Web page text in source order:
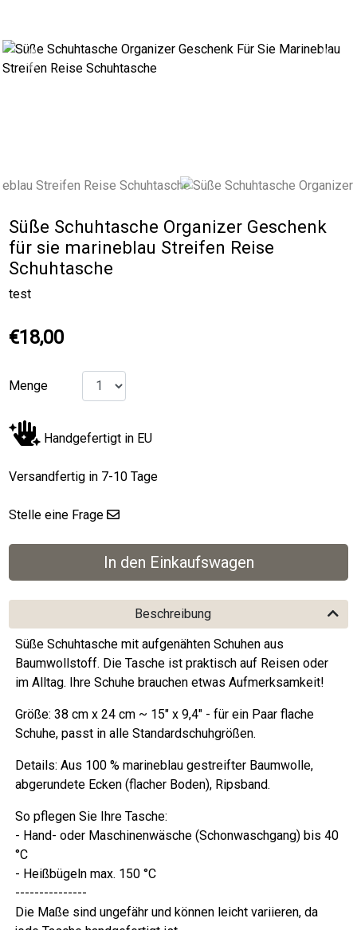
Previous
Süße Schuhtasche Organizer Geschenk
für sie marineblau Streifen Reise
Schuhtasche
test
€18,00
Menge
Handgefertigt in EU
Versandfertig in 7-10 Tage
Stelle eine Frage
Beschreibung
Süße Schuhtasche mit aufgenähten Schuhen aus
Baumwollstoff. Die Tasche ist praktisch auf Reisen oder
im Alltag. Ihre Schuhe brauchen etwas Aufmerksamkeit!
Größe: 38 cm x 24 cm ~ 15" x 9,4" - für ein Paar flache
Schuhe, passt in alle Standardschuhgrößen.
Details: Aus 100 % marineblau gestreifter Baumwolle,
abgerundete Ecken (flacher Boden), Ripsband.
So pflegen Sie Ihre Tasche:
- Hand- oder Maschinenwäsche (Schonwaschgang) bis 40
°C
- Heißbügeln max. 150 °C
---------------
Die Maße sind ungefähr und können leicht variieren, da